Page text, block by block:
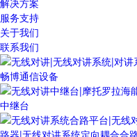
解决方案
服务支持
关于我们
联系我们
畅博通信设备
中继台